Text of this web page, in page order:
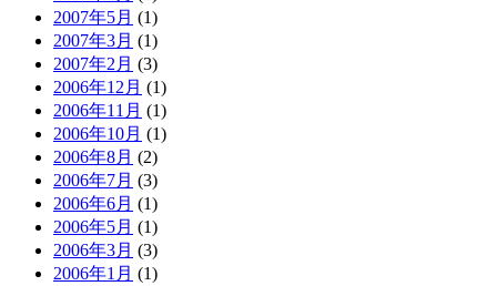
2007年5月 (1)
2007年3月 (1)
2007年2月 (3)
2006年12月 (1)
2006年11月 (1)
2006年10月 (1)
2006年8月 (2)
2006年7月 (3)
2006年6月 (1)
2006年5月 (1)
2006年3月 (3)
2006年1月 (1)